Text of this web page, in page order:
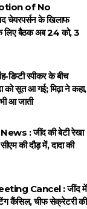
of No
चेयरपर्सन के खिलाफ
के लिए बैठक अब 24 को, 3
स्पीकर के बीच
को सूत आ गई; मिढ़ा ने कहा,
आ जाती
: जींद की बेटी रेखा
की दौड़ में, दादा की
Cancel : जींद में
कैंसिल, चीफ सेक्रेटरी की